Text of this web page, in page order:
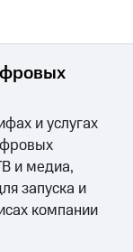
и услугах
и медиа,
запуска и
компании